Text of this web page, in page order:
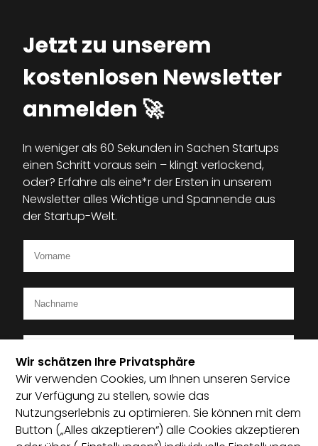
Jetzt zu unserem
kostenlosen Newsletter
anmelden 🚀
In weniger als 60 Sekunden in Sachen Startups
einen Schritt voraus sein – klingt verlockend,
oder? Erfahre als eine*r der Ersten in unserem
Newsletter alles Wichtige und Spannende aus
der Startup-Welt.
Ich bin Mitglied im Startup-Verband
Ich habe die Datenschutzerklärung zur Kenntnis
genommen und bin damit einverstanden, dass die von
Wir schätzen Ihre Privatsphäre
Wir verwenden Cookies, um Ihnen unseren Service
zur Verfügung zu stellen, sowie das
Nutzungserlebnis zu optimieren. Sie können mit dem
Button („Alles akzeptieren“) alle Cookies akzeptieren